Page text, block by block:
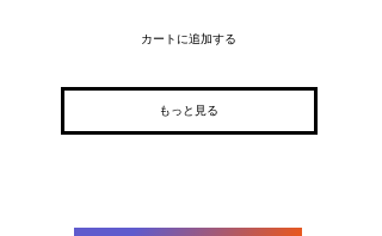
カートに追加する
もっと見る